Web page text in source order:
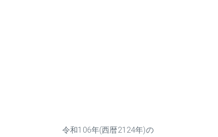
令和106年(西暦2124年)の